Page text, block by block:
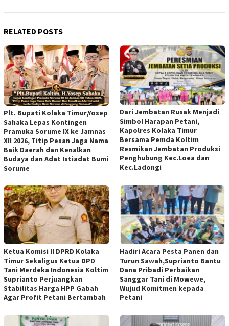
RELATED POSTS
Plt. Bupati Kolaka Timur,Yosep
Sahaka Lepas Kontingen
Pramuka Sorume IX ke Jamnas
XII 2026, Titip Pesan Jaga Nama
Baik Daerah dan Kenalkan
Budaya dan Adat Istiadat Bumi
Sorume
Dari Jembatan Rusak Menjadi
Simbol Harapan Petani,
Kapolres Kolaka Timur
Bersama Pemda Koltim
Resmikan Jembatan Produksi
Penghubung Kec.Loea dan
Kec.Ladongi
Ketua Komisi II DPRD Kolaka
Timur Sekaligus Ketua DPD
Tani Merdeka Indonesia Koltim
Suprianto Perjuangkan
Stabilitas Harga HPP Gabah
Agar Profit Petani Bertambah
Hadiri Acara Pesta Panen dan
Turun Sawah,Suprianto Bantu
Dana Pribadi Perbaikan
Sanggar Tani di Mowewe,
Wujud Komitmen kepada
Petani